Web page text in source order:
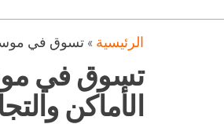
الرئيسية » تسوق في
تسوق في
الأماكن